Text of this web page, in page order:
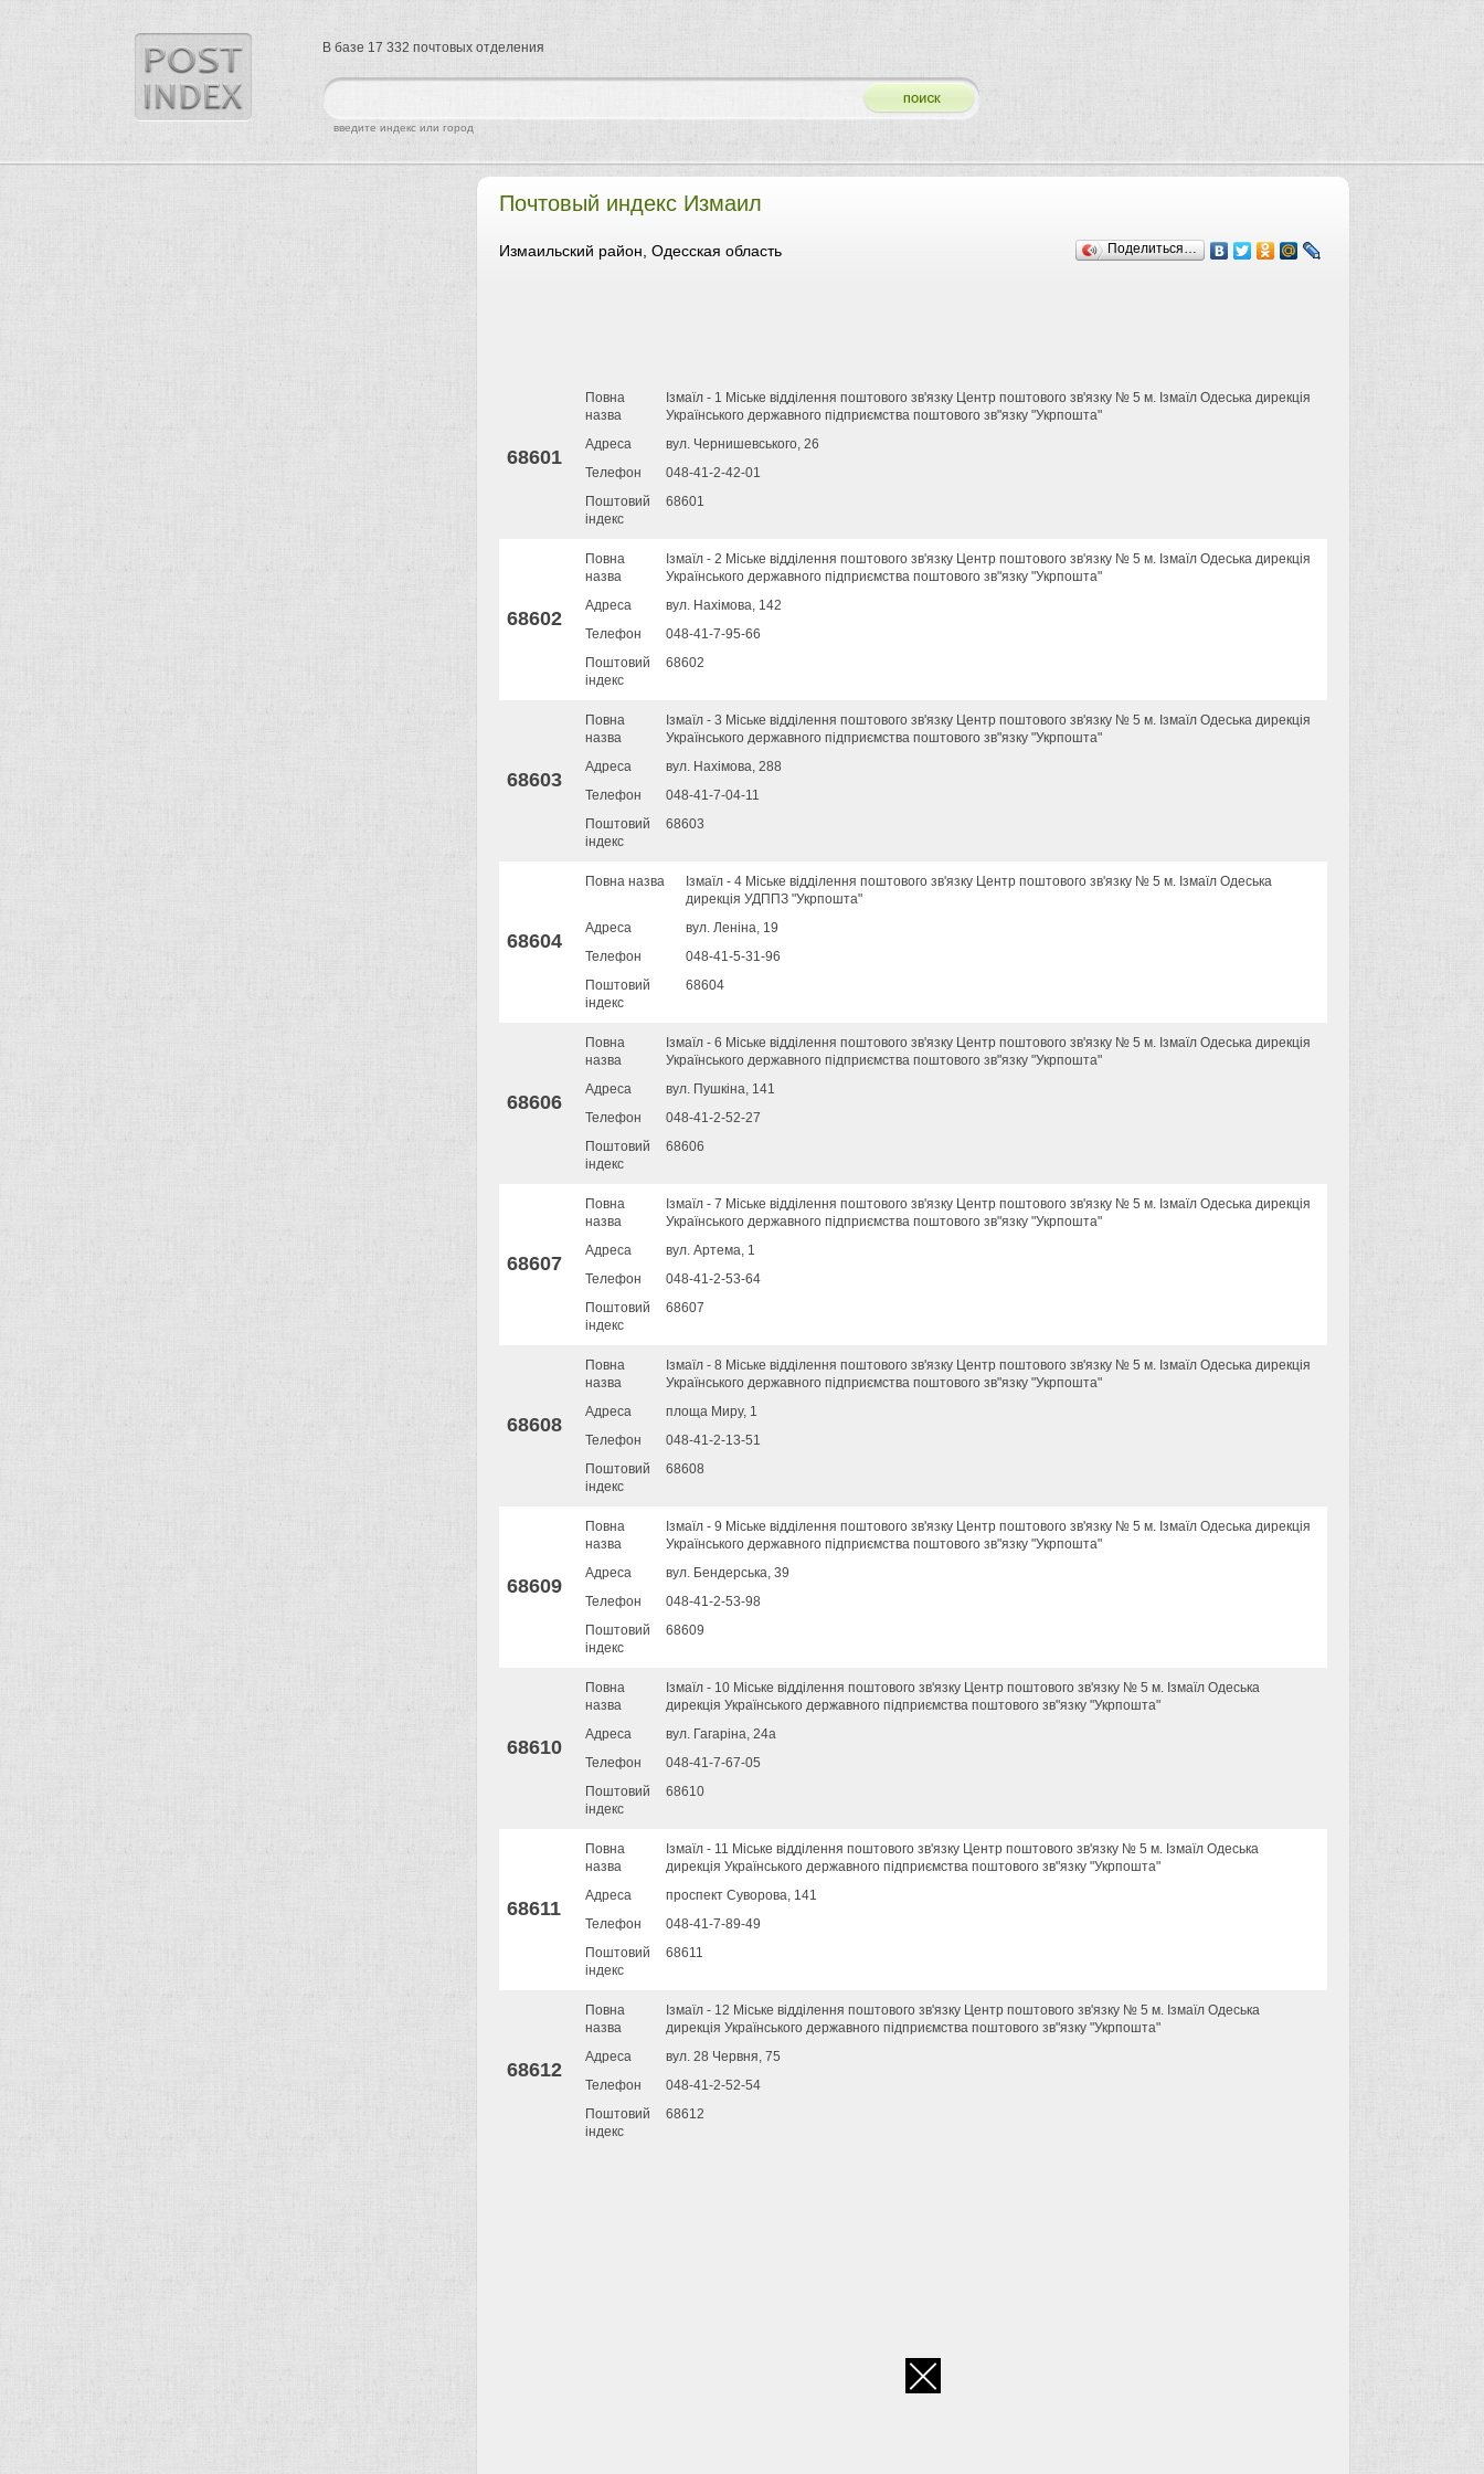
Почтовый индекс Измаил
Поделиться…
Измаильский район, Одесская область
68601
Повна
назва
Ізмаїл - 1 Міське відділення поштового зв'язку Центр поштового зв'язку № 5 м. Ізмаїл Одеська дирекція
Українського державного підприємства поштового зв"язку "Укрпошта"
Адреса
вул. Чернишевського, 26
Телефон
048-41-2-42-01
Поштовий
індекс
68601
68602
Повна
назва
Ізмаїл - 2 Міське відділення поштового зв'язку Центр поштового зв'язку № 5 м. Ізмаїл Одеська дирекція
Українського державного підприємства поштового зв"язку "Укрпошта"
Адреса
вул. Нахімова, 142
Телефон
048-41-7-95-66
Поштовий
індекс
68602
68603
Повна
назва
Ізмаїл - 3 Міське відділення поштового зв'язку Центр поштового зв'язку № 5 м. Ізмаїл Одеська дирекція
Українського державного підприємства поштового зв"язку "Укрпошта"
Адреса
вул. Нахімова, 288
Телефон
048-41-7-04-11
Поштовий
індекс
68603
68604
Повна назва
Ізмаїл - 4 Міське відділення поштового зв'язку Центр поштового зв'язку № 5 м. Ізмаїл Одеська
дирекція УДППЗ "Укрпошта"
Адреса
вул. Леніна, 19
Телефон
048-41-5-31-96
Поштовий
індекс
68604
68606
Повна
назва
Ізмаїл - 6 Міське відділення поштового зв'язку Центр поштового зв'язку № 5 м. Ізмаїл Одеська дирекція
Українського державного підприємства поштового зв"язку "Укрпошта"
Адреса
вул. Пушкіна, 141
Телефон
048-41-2-52-27
Поштовий
індекс
68606
68607
Повна
назва
Ізмаїл - 7 Міське відділення поштового зв'язку Центр поштового зв'язку № 5 м. Ізмаїл Одеська дирекція
Українського державного підприємства поштового зв"язку "Укрпошта"
Адреса
вул. Артема, 1
Телефон
048-41-2-53-64
Поштовий
індекс
68607
68608
Повна
назва
Ізмаїл - 8 Міське відділення поштового зв'язку Центр поштового зв'язку № 5 м. Ізмаїл Одеська дирекція
Українського державного підприємства поштового зв"язку "Укрпошта"
Адреса
площа Миру, 1
Телефон
048-41-2-13-51
Поштовий
індекс
68608
68609
Повна
назва
Ізмаїл - 9 Міське відділення поштового зв'язку Центр поштового зв'язку № 5 м. Ізмаїл Одеська дирекція
Українського державного підприємства поштового зв"язку "Укрпошта"
Адреса
вул. Бендерська, 39
Телефон
048-41-2-53-98
Поштовий
індекс
68609
68610
Повна
назва
Ізмаїл - 10 Міське відділення поштового зв'язку Центр поштового зв'язку № 5 м. Ізмаїл Одеська
дирекція Українського державного підприємства поштового зв"язку "Укрпошта"
Адреса
вул. Гагаріна, 24а
Телефон
048-41-7-67-05
Поштовий
індекс
68610
68611
Повна
назва
Ізмаїл - 11 Міське відділення поштового зв'язку Центр поштового зв'язку № 5 м. Ізмаїл Одеська
дирекція Українського державного підприємства поштового зв"язку "Укрпошта"
Адреса
проспект Суворова, 141
Телефон
048-41-7-89-49
Поштовий
індекс
68611
68612
Повна
назва
Ізмаїл - 12 Міське відділення поштового зв'язку Центр поштового зв'язку № 5 м. Ізмаїл Одеська
дирекція Українського державного підприємства поштового зв"язку "Укрпошта"
Адреса
вул. 28 Червня, 75
Телефон
048-41-2-52-54
Поштовий
індекс
68612
найти
введите индекс или город
В базе 17 332 почтовых отделения